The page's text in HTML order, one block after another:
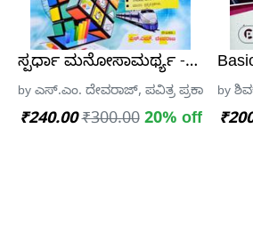
ಸ್ಪರ್ಧಾ ಮನೋಸಾಮರ್ಥ್ಯ -ಎಸ್.ಎಂ.
by ಎಸ್.ಎಂ. ದೇವರಾಜ್, ಪವಿತ್ರ ಪ್ರಕಾಶನ
₹240.00 ₹300.00 20% off
by